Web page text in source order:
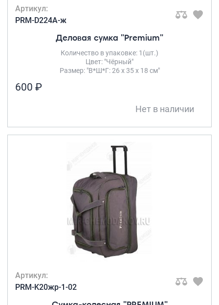
Артикул:
PRM-D224A-ж
Деловая сумка "Premium"
Количество в упаковке: 1(шт.)
Цвет: "Чёрный"
Размер: "В*Ш*Г: 26 х 35 х 18 см"
600 ₽
Нет в наличии
Артикул:
PRM-K20жр-1-02